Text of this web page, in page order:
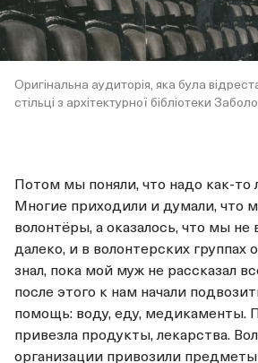
Оригінальна аудиторія, яка була
стільці з архітектурної бібліотеки
Потом мы поняли, что надо как-
Многие приходили и думали, что
волонтёры, а оказалось, что мы не
далеко, и в волонтерских группах
знал, пока мой муж не рассказал
после этого к нам начали
помощь: воду, еду, медикаменты.
привезла продукты, лекарства.
организации привозили